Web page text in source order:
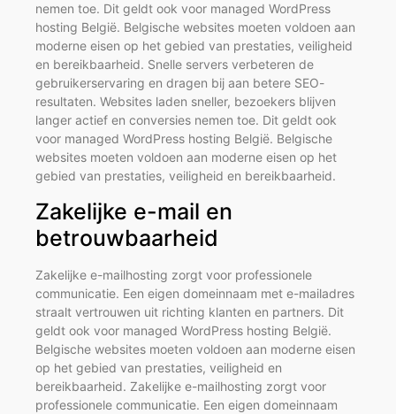
nemen toe. Dit geldt ook voor managed WordPress
hosting België. Belgische websites moeten voldoen aan
moderne eisen op het gebied van prestaties, veiligheid
en bereikbaarheid. Snelle servers verbeteren de
gebruikerservaring en dragen bij aan betere SEO-
resultaten. Websites laden sneller, bezoekers blijven
langer actief en conversies nemen toe. Dit geldt ook
voor managed WordPress hosting België. Belgische
websites moeten voldoen aan moderne eisen op het
gebied van prestaties, veiligheid en bereikbaarheid.
Zakelijke e-mail en
betrouwbaarheid
Zakelijke e-mailhosting zorgt voor professionele
communicatie. Een eigen domeinnaam met e-mailadres
straalt vertrouwen uit richting klanten en partners. Dit
geldt ook voor managed WordPress hosting België.
Belgische websites moeten voldoen aan moderne eisen
op het gebied van prestaties, veiligheid en
bereikbaarheid. Zakelijke e-mailhosting zorgt voor
professionele communicatie. Een eigen domeinnaam